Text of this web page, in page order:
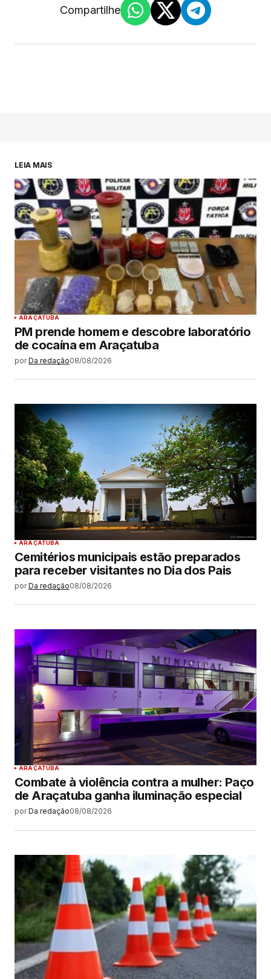
Compartilhe
LEIA MAIS
ARAÇATUBA
PM prende homem e descobre laboratório
de cocaína em Araçatuba
por Da redação08/08/2026
ARAÇATUBA
Cemitérios municipais estão preparados
para receber visitantes no Dia dos Pais
por Da redação08/08/2026
ARAÇATUBA
Combate à violência contra a mulher: Paço
de Araçatuba ganha iluminação especial
por Da redação08/08/2026